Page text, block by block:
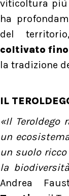
viticoltura più
ha
del
coltivato
la tradizione
IL
«Il Teroldego
un
un suolo
la
Andrea